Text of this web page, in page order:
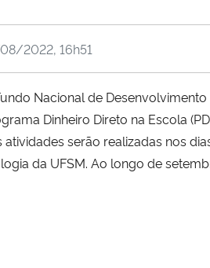
2022, 16h51
Nacional de
Dinheiro Direto na Escola
serão realizadas nos
da UFSM. Ao longo de